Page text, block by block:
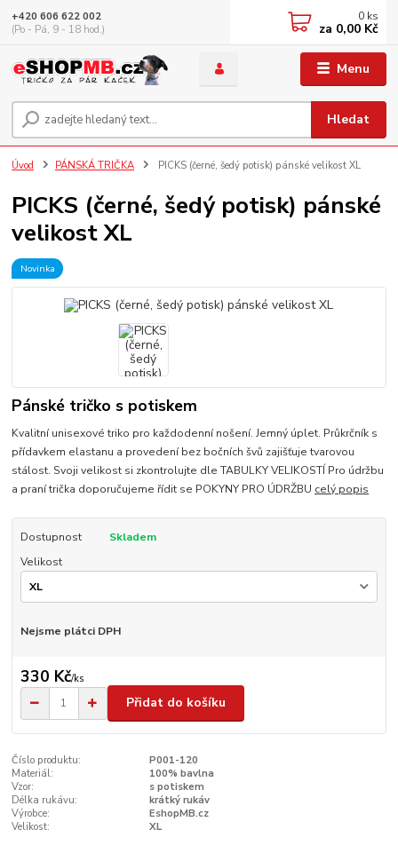
Menu
Hledat
+420 606 622 002
(Po - Pá, 9 - 18 hod.)
0 ks
za 0,00 Kč
Úvod PÁNSKÁ TRIČKA PICKS (černé, šedý potisk) pánské velikost XL
PICKS (černé, šedý potisk) pánské
velikost XL
Novinka
Pánské tričko s potiskem
Kvalitní unisexové triko pro každodenní nošení. Jemný úplet. Průkrčník s
přídavkem elastanu a provedení bez bočních švů zajišťuje tvarovou
stálost. Svoji velikost si zkontrolujte dle TABULKY VELIKOSTÍ Pro údržbu
a praní trička doporučujeme řídit se POKYNY PRO ÚDRŽBU celý popis
Dostupnost
Skladem
Velikost
Nejsme plátci DPH
330 Kč/ks
Přidat do košíku
Číslo produktu:
P001-120
Materiál:
100% bavlna
Vzor:
s potiskem
Délka rukávu:
krátký rukáv
Výrobce:
EshopMB.cz
Velikost:
XL